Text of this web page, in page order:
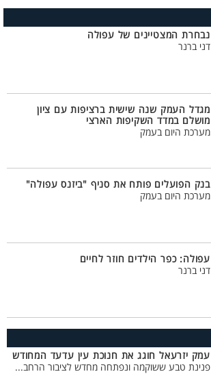
נבחרת המצטיינים של עפולה
דני ברנר
מגדל העמק שנה שישית ברציפות עם ציון
מושלם במדד השקיפות הארצי
מערכת היום בעמק
בנק הפועלים פותח את סניף "ביזנס עפולה"
מערכת היום בעמק
עפולה: כפר הילדים חוזר לחיים
דני ברנר
עמק יזרעאל חוגג את חנוכת עין עדעד המחודש
פנינת טבע ששוקמה ונפתחה מחדש לציבור הרחב...